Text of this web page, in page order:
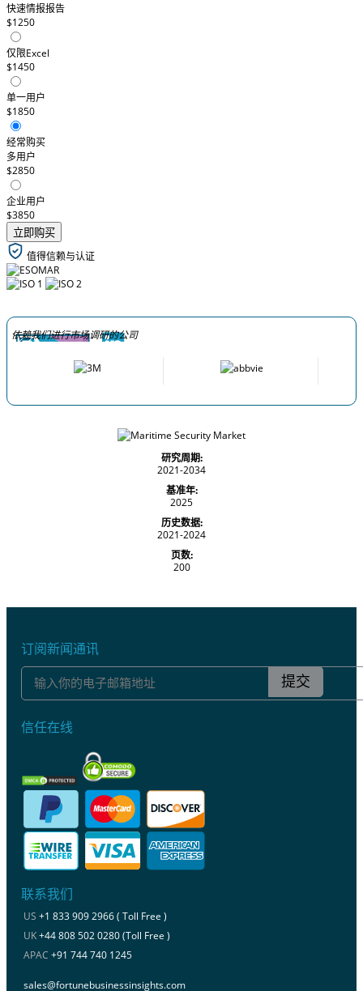
快速情报报告
$1250
仅限Excel
$1450
单一用户
$1850
经常购买
多用户
$2850
企业用户
$3850
立即购买
值得信赖与认证
依赖我们进行市场调研的公司
研究周期:
2021-2034
基准年:
2025
历史数据:
2021-2024
页数:
200
订阅新闻通讯
提交
信任在线
联系我们
US +1 833 909 2966 ( Toll Free )
UK+44 808 502 0280 (Toll Free )
APAC +91 744 740 1245
sales@fortunebusinessinsights.com